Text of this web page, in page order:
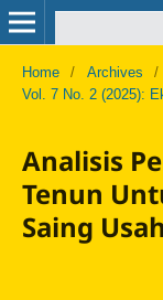
Home / Archives
/
Vol. 7 No. 2 (2025):
Analisis
Tenun
Saing